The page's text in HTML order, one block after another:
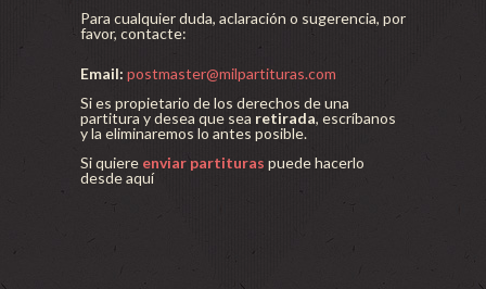
Para cualquier duda, aclaración o sugerencia, por
favor, contacte:
Email: postmaster@milpartituras.com
Si es propietario de los derechos de una
partitura y desea que sea retirada, escríbanos
y la eliminaremos lo antes posible.
Si quiere enviar partituras puede hacerlo
desde aquí